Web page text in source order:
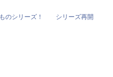
ものシリーズ！ シリーズ再開